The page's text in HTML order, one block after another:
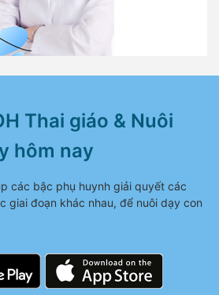
Thai giáo & Nuôi
hôm nay
các bậc phụ huynh giải quyết các
giai đoạn khác nhau, để nuôi dạy con